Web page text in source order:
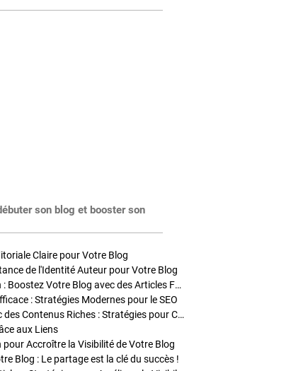
son blog et booster son
Claire pour Votre Blog
de l'Identité Auteur pour Votre Blog
Stratégies de Publication : Boostez Votre Blog avec des Articles Fréquents et Exclusifs
: Stratégies Modernes pour le SEO
Enrichir Vos Articles avec des Contenus Riches : Stratégies pour Captiver et Optimiser
aux Liens
Accroître la Visibilité de Votre Blog
Blog : Le partage est la clé du succès !